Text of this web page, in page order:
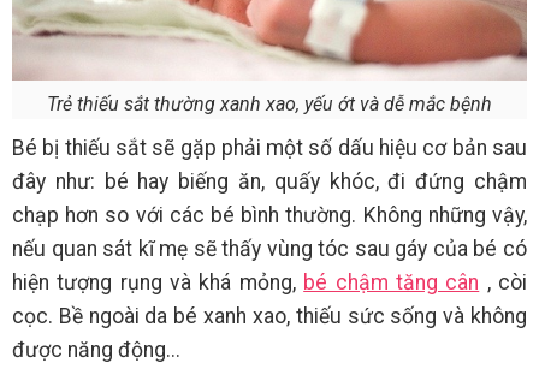
Trẻ thiếu sắt thường xanh xao, yếu ớt và dễ mắc bệnh
Bé bị thiếu sắt sẽ gặp phải một số dấu hiệu cơ bản sau
đây như: bé hay biếng ăn, quấy khóc, đi đứng chậm
chạp hơn so với các bé bình thường. Không những vậy,
nếu quan sát kĩ mẹ sẽ thấy vùng tóc sau gáy của bé có
hiện tượng rụng và khá mỏng, bé chậm tăng cân , còi
cọc. Bề ngoài da bé xanh xao, thiếu sức sống và không
được năng động...